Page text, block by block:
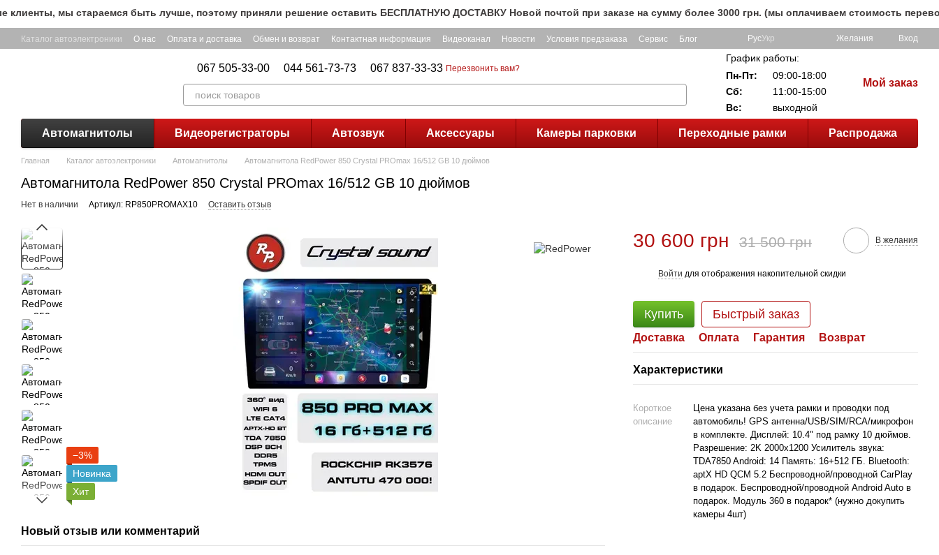
Перейти к основному контенту
мы стараемся быть лучше, поэтому приняли решение оставить БЕСПЛАТНУЮ ДОСТАВКУ Новой почтой при заказе на сумму более 3000 грн. (мы оплачиваем стоимость перевозки
Каталог автоэлектроники О нас Оплата и доставка Обмен и возврат Контактная информация Видеоканал Новости Условия предзаказа Сервис Блог РусУкр Желания Вход
067 505-33-00 044 561-73-73 067 837-33-33 Перезвонить вам?
График работы:
Пн-Пт:
09:00-18:00
Сб:
11:00-15:00
Вс:
выходной
Мой заказ
Автомагнитолы Видеорегистраторы Автозвук Аксессуары Камеры парковки Переходные рамки Распродажа
Главная Каталог автоэлектроники Автомагнитолы Автомагнитола RedPower 850 Crystal PROmax 16/512 GB 10 дюймов
Автомагнитола RedPower 850 Crystal PROmax 16/512 GB 10 дюймов
Нет в наличии Артикул: RP850PROMAX10 Оставить отзыв
−3%
Новинка
Хит
Новый отзыв или комментарий
30 600 грн 31 500 грн В желания
Войти для отображения накопительной скидки
Купить Быстрый заказ
Доставка Оплата Гарантия Возврат
Характеристики
Короткое
описание
Цена указана без учета рамки и проводки под
автомобиль! GPS антенна/USB/SIM/RCA/микрофон
в комплекте. Дисплей: 10.4" под рамку 10 дюймов.
Разрешение: 2K 2000x1200 Усилитель звука:
TDA7850 Android: 14 Память: 16+512 ГБ. Bluetooth:
aptX HD QCM 5.2 Беспроводной/проводной CarPlay
в подарок. Беспроводной/проводной Android Auto в
подарок. Модуль 360 в подарок* (нужно докупить
камеры 4шт)